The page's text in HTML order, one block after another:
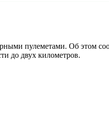
пулеметами. Об этом
до двух километров.